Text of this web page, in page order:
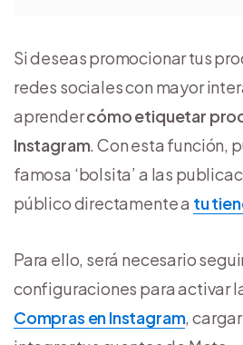
Si deseas promocionar tus
redes sociales con mayor
aprendercómo etiquetar
Instagram . Con esta función,
famosa ‘bolsita’ a las
público directamente a tu
Para ello, será necesario
configuraciones para activar
Compras en Instagram,